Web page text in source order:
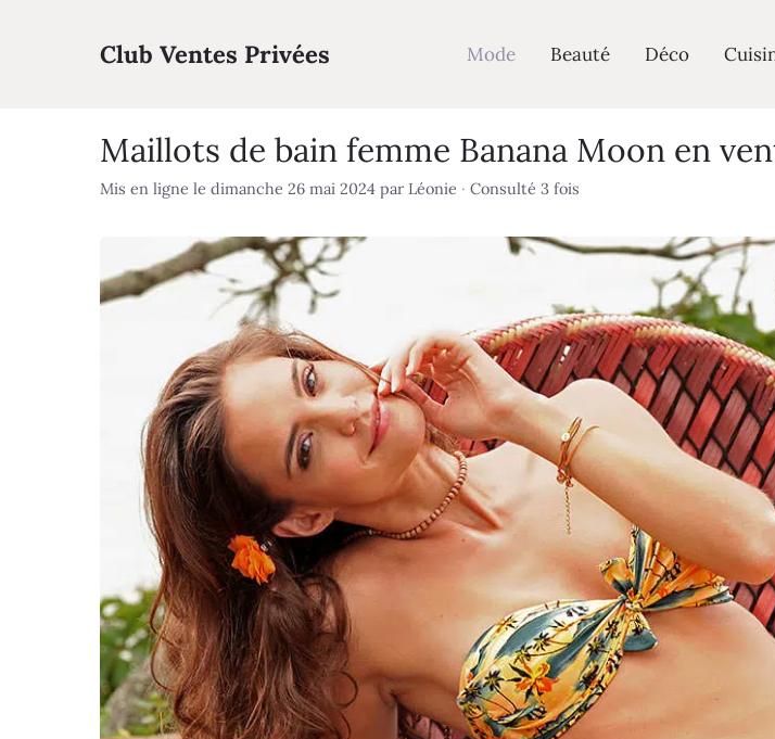
Club Ventes Privées Mode Beauté Déco
Maillots de bain femme Banana Moon en
Mis en ligne le dimanche 26 mai 2024 par Léonie · Consulté 3 fois